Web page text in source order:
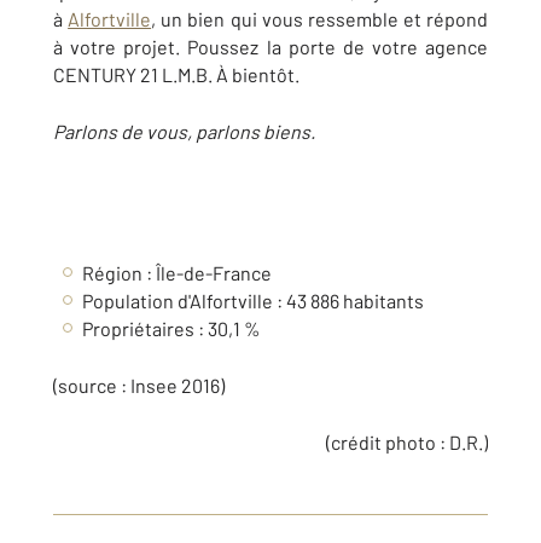
à Alfortville, un bien qui vous ressemble et répond
à votre projet. Poussez la porte de votre agence
CENTURY 21 L.M.B. À bientôt.
Parlons de vous, parlons biens.
Région : Île-de-France
Population d'Alfortville : 43 886 habitants
Propriétaires : 30,1 %
(source : Insee 2016)
(crédit photo : D.R.)